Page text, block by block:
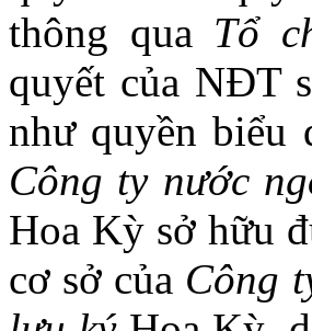
thông qua Tổ
quyết của NĐT
như quyền biểu
Công ty nước
Hoa Kỳ sở hữu
cơ sở của Công